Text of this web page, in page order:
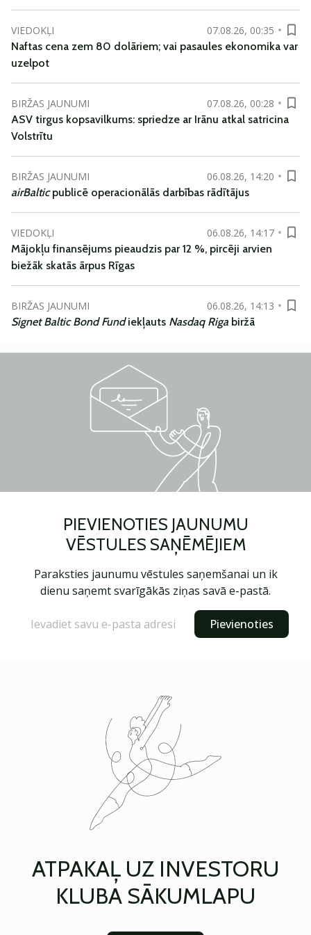
VIEDOKĻI
07.08.26, 00:35
Naftas cena zem 80 dolāriem; vai pasaules ekonomika var
uzelpot
BIRŽAS JAUNUMI
07.08.26, 00:28
ASV tirgus kopsavilkums: spriedze ar Irānu atkal satricina
Volstrītu
BIRŽAS JAUNUMI
06.08.26, 14:20
airBalticpublicē operacionālās darbības rādītājus
VIEDOKĻI
06.08.26, 14:17
Mājokļu finansējums pieaudzis par 12 %, pircēji arvien
biežāk skatās ārpus Rīgas
BIRŽAS JAUNUMI
06.08.26, 14:13
Signet Baltic Bond Fundiekļauts Nasdaq Riga biržā
PIEVIENOTIES JAUNUMU
VĒSTULES SAŅĒMĒJIEM
Paraksties jaunumu vēstules saņemšanai un ik
dienu saņemt svarīgākās ziņas savā e-pastā.
Pievienoties
ATPAKAĻ UZ INVESTORU
KLUBA SĀKUMLAPU